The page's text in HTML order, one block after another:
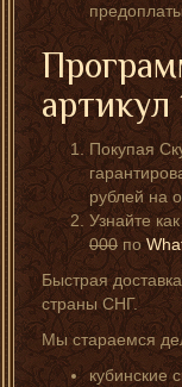
артикул
Покупая
рублей на
Узнайте
000 по
Быстрая
страны СНГ.
Мы стараемся
кубинские